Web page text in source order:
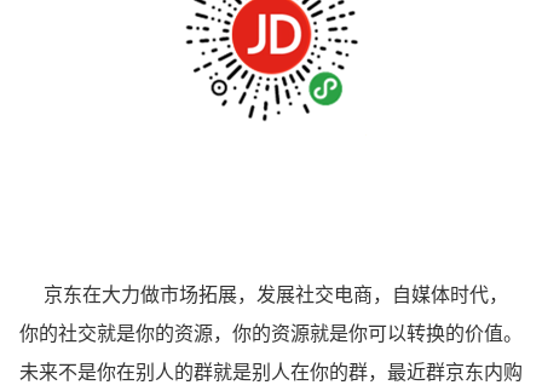
京东在大力做市场拓展，发展社交电商，自媒体时代，
你的社交就是你的资源，你的资源就是你可以转换的价值。
未来不是你在别人的群就是别人在你的群，最近群京东内购